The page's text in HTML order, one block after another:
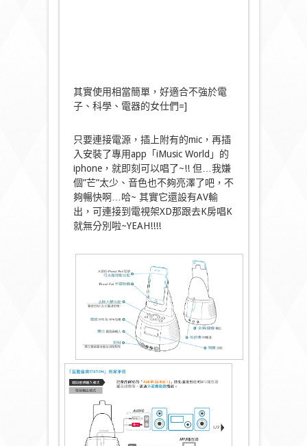
其實使用相當簡單，好適合不強於電
子、科學、電器的女仕們=]
只要連接電源，插上附有的mic，再插
入安裝了專用app「iMusic World」的
iphone，就即刻可以唱了~!! 但…我嫌
個”芒”太少、音色也不夠亮澤了吧，不
夠暢快啊…哈~ 其實它還設有AV輸
出，可連接到電視架XD那跟去K房唱K
就無分別啦~YEAH!!!!